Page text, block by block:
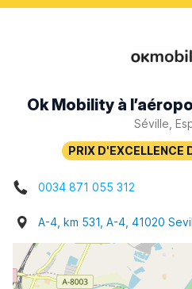
Ok Mobility à
Séville,
0034 871 055 312
A-4, km 531, A-4, 41020